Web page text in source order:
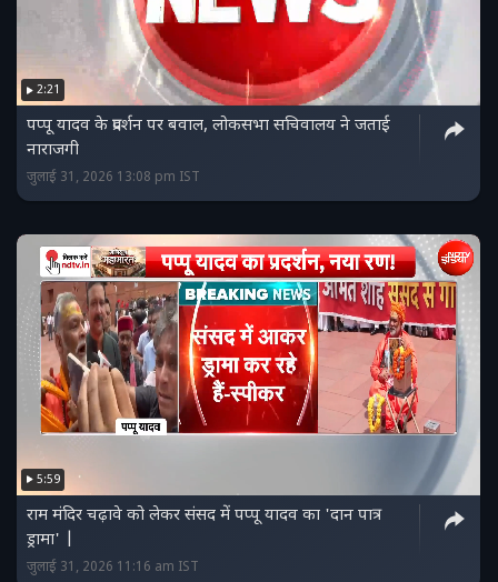
2:21
पप्पू यादव के प्रदर्शन पर बवाल, लोकसभा सचिवालय ने जताई
नाराजगी
जुलाई 31, 2026 13:08 pm IST
5:59
राम मंदिर चढ़ावे को लेकर संसद में पप्पू यादव का 'दान पात्र
ड्रामा' |
जुलाई 31, 2026 11:16 am IST